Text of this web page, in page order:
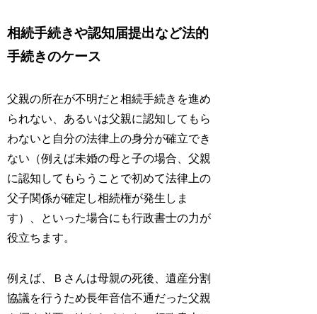
相続手続きや認知届提出など法的
手続きのケース
父親の所在が不明だと相続手続きを進め
られない、あるいは父親に認知してもら
わないと自分の法律上の身分が確立でき
ない（例えば未婚の母と子の場合、父親
に認知してもらうことで初めて法律上の
父子関係が確定し相続権が発生しま
す）、といった場合にも行政書士の力が
役立ちます。
例えば、Ｂさんは母親の死後、遺産分割
協議を行うため長年音信不通だった父親